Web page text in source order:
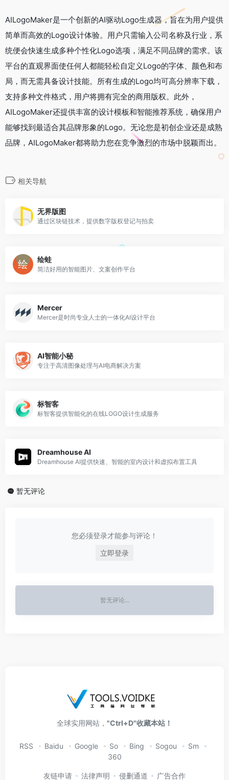
AILogoMaker是一个创新的AI驱动Logo生成器，旨在为用户提供
简单而高效的Logo设计体验。用户只需输入公司名称及行业，系
统便会快速生成多种个性化Logo选项，满足不同品牌的需求。该
平台的直观界面使任何人都能轻松自定义Logo的字体、颜色和布
局，而无需具备设计技能。所有生成的Logo均可高分辨率下载，
支持多种文件格式，用户将拥有完全的商用版权。此外，
AILogoMaker还提供丰富的设计模板和智能推荐系统，确保用户
能够找到最适合其品牌形象的Logo。无论您是初创企业还是成熟
品牌，AILogoMaker都将助力您在竞争激烈的市场中脱颖而出。
相关导航
无界版图
通过区块链技术，提供数字版权登记与拍卖
绘蛙
简洁好用的智能图片、文案创作平台
Mercer
Mercer是时尚专业人士的一体化AI设计平台
AI智能小秘
专注于高清图像处理与AI电商解决方案
标智客
标智客提供智能化的在线LOGO设计生成服务
Dreamhouse AI
Dreamhouse AI提供快速、智能的室内设计和虚拟布置工具
暂无评论
您必须登录才能参与评论！
立即登录
暂无评论...
全球实用网站， "Ctrl+D"收藏本站！
RSS Baidu Google So Bing Sogou
Sm
360
友链申请 法律声明 侵删通道 广告合作